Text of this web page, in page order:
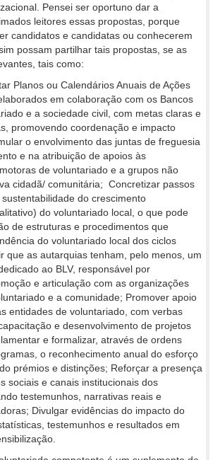
Pensei ser oportuno dar a
leitores essas propostas, porque
candidatos e candidatas ou conhecerem
possam partilhar tais propostas, se as
tais como:
Planos ou Calendários Anuais de Ações
em colaboração com os Bancos
e a sociedade civil, com metas claras e
promovendo coordenação e impacto
o envolvimento das juntas de freguesia
e na atribuição de apoios às
de voluntariado e a grupos não
cidadã/ comunitária; Concretizar passos
do crescimento
do voluntariado local, o que pode
de estruturas e procedimentos que
do voluntariado local dos ciclos
que as autarquias tenham, pelo menos, um
ao BLV, responsável por
e articulação com as organizações
e a comunidade; Promover apoio
entidades de voluntariado, com verbas
e desenvolvimento de projetos
e formalizar, através de ordens
o reconhecimento anual do esforço
prémios e distinções; Reforçar a presença
sociais e canais institucionais dos
testemunhos, narrativas reais e
Divulgar evidências do impacto do
testemunhos e resultados em